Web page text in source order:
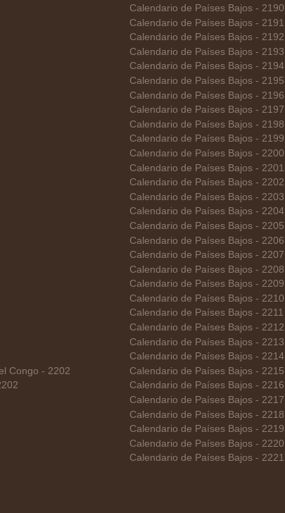
Congo - 2202
Calendario de Países Bajos - 2190
Calendario de Países Bajos - 2191
Calendario de Países Bajos - 2192
Calendario de Países Bajos - 2193
Calendario de Países Bajos - 2194
Calendario de Países Bajos - 2195
Calendario de Países Bajos - 2196
Calendario de Países Bajos - 2197
Calendario de Países Bajos - 2198
Calendario de Países Bajos - 2199
Calendario de Países Bajos - 2200
Calendario de Países Bajos - 2201
Calendario de Países Bajos - 2202
Calendario de Países Bajos - 2203
Calendario de Países Bajos - 2204
Calendario de Países Bajos - 2205
Calendario de Países Bajos - 2206
Calendario de Países Bajos - 2207
Calendario de Países Bajos - 2208
Calendario de Países Bajos - 2209
Calendario de Países Bajos - 2210
Calendario de Países Bajos - 2211
Calendario de Países Bajos - 2212
Calendario de Países Bajos - 2213
Calendario de Países Bajos - 2214
Calendario de Países Bajos - 2215
Calendario de Países Bajos - 2216
Calendario de Países Bajos - 2217
Calendario de Países Bajos - 2218
Calendario de Países Bajos - 2219
Calendario de Países Bajos - 2220
Calendario de Países Bajos - 2221